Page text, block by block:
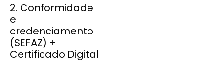
2. Conformidade
e
credenciamento
(SEFAZ) +
Certificado Digital